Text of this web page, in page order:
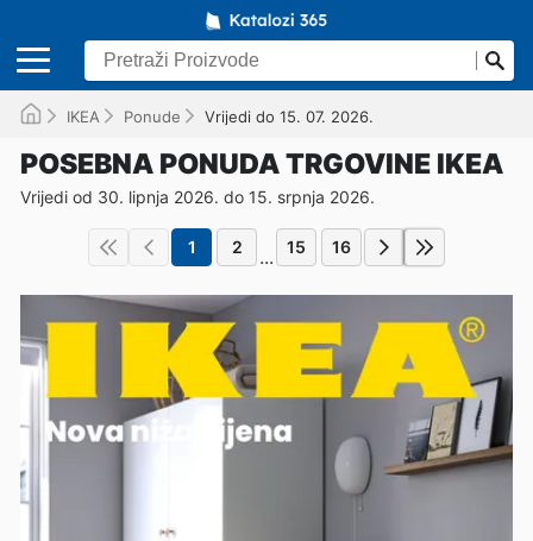
IKEA Ponude Vrijedi do 15. 07. 2026.
POSEBNA PONUDA TRGOVINE IKEA
Vrijedi od 30. lipnja 2026. do 15. srpnja 2026.
1 2 ... 15 16